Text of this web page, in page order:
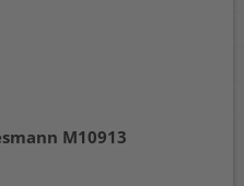
M10913